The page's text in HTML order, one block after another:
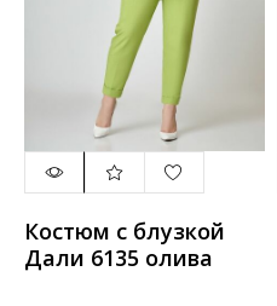
Костюм с блузкой
Дали 6135 олива